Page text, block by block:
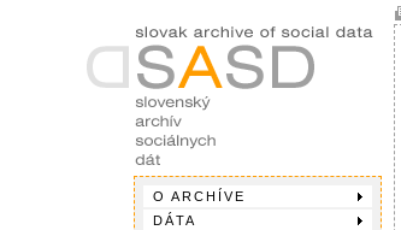
O ARCHÍVE
DÁTA